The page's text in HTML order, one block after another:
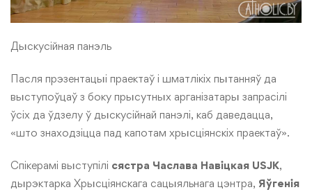
Дыскусійная панэль
Пасля прэзентацыі праектаў і шматлікіх пытанняў да
выступоўцаў з боку прысутных арганізатары запрасілі
ўсіх да ўдзелу ў дыскусійнай панэлі, каб даведацца,
«што знаходзіцца пад капотам хрысціянскіх праектаў».
Спікерамі выступілі сястра Часлава Навіцкая USJK,
дырэктарка Хрысціянскага сацыяльнага цэнтра, Яўгенія